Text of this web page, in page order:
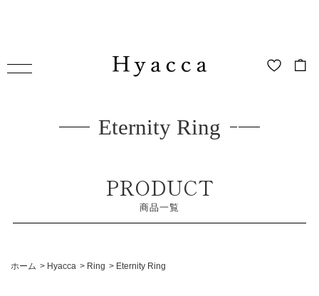
Eternity Ring
PRODUCT
商品一覧
ホーム > Hyacca > Ring > Eternity Ring